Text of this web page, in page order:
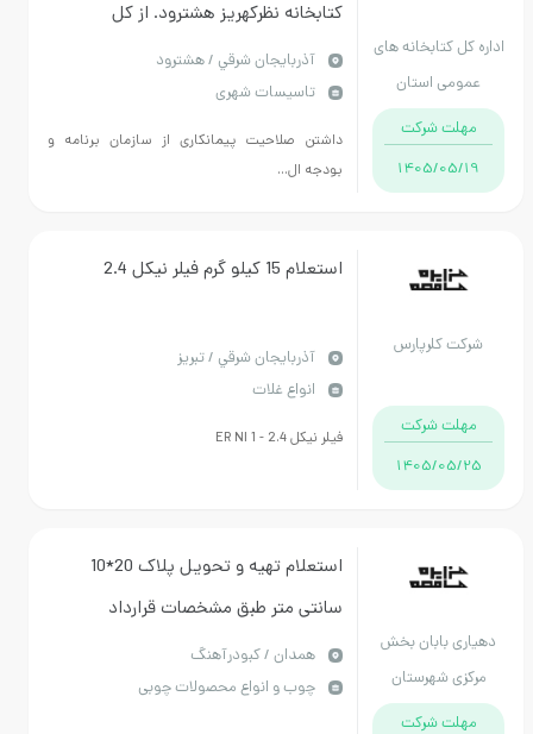
های
شرقی
کتابخانه نظرکهریز هشترود. از کل
پرداختپها 17 درصد ازبابت کارمزداوراق
مرابحه کسر خواهد شد.
آذربايجان شرقي / هشترود
تاسیسات شهری
داشتن صلاحیت پیمانکاری از سازمان برنامه و
بودجه ال...
استعلام 15 کیلو گرم فیلر نیکل 2.4
آذربايجان شرقي / تبریز
انواع غلات
فیلر نیکل 2.4 - ER NI 1
بخش
استعلام تهیه و تحویل پلاک 20*10
سانتی متر طبق مشخصات قرارداد
پیوستهمدان / کبودرآهنگ
چوب و انواع محصولات چوبی